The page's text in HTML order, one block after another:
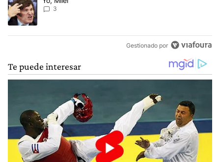
3
Gestionado por